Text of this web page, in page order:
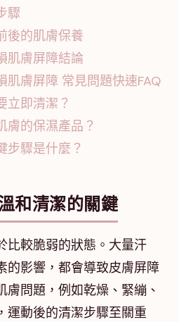
驟
後的肌膚保養
肌膚屏障結論
肌膚屏障 常見問題快速FAQ
立即清潔？
膚的保濕產品？
步驟是什麼？
和清潔的關鍵
比較脆弱的狀態。大量汗
的影響，都會導致皮膚屏障
膚問題，例如乾燥、緊繃、
運動後的清潔步驟至關重